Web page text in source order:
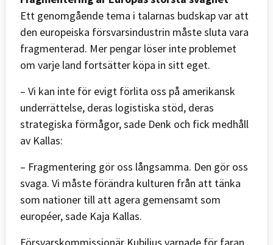
Ett genomgående tema i talarnas budskap var att
den europeiska försvarsindustrin måste sluta vara
fragmenterad. Mer pengar löser inte problemet
om varje land fortsätter köpa in sitt eget.
– Vi kan inte för evigt förlita oss på amerikansk
underrättelse, deras logistiska stöd, deras
strategiska förmågor, sade Denk och fick medhåll
av Kallas:
– Fragmentering gör oss långsamma. Den gör oss
svaga. Vi måste förändra kulturen från att tänka
som nationer till att agera gemensamt som
européer, sade Kaja Kallas.
Försvarskommissionär Kubilius varnade för faran